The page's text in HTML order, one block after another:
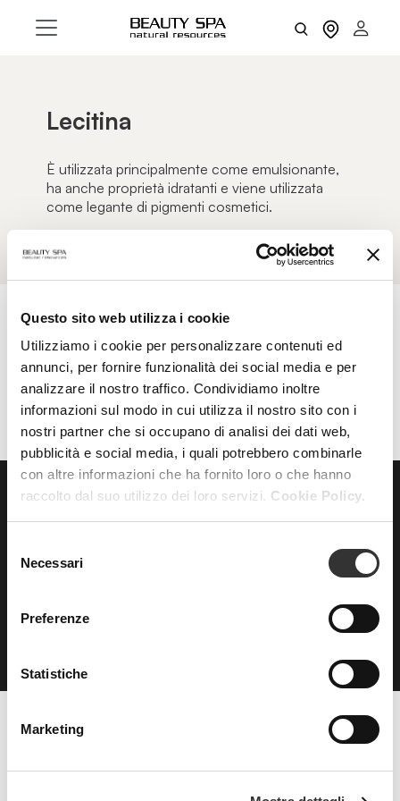
Questo sito web utilizza i cookie
Utilizziamo i cookie per personalizzare contenuti ed
annunci, per fornire funzionalità dei social media e per
analizzare il nostro traffico. Condividiamo inoltre
informazioni sul modo in cui utilizza il nostro sito con i
nostri partner che si occupano di analisi dei dati web,
pubblicità e social media, i quali potrebbero combinarle
con altre informazioni che ha fornito loro o che hanno
raccolto dal suo utilizzo dei loro servizi. Cookie Policy.
delNecessari
Preferenze
Statistiche
Marketing
Lecitina
È utilizzata principalmente come emulsionante,
ha anche proprietà idratanti e viene utilizzata
come legante di pigmenti cosmetici.
FILTRI AZZERA FILTRI
ISCRIVITIalla nostra
NEWSLETTER